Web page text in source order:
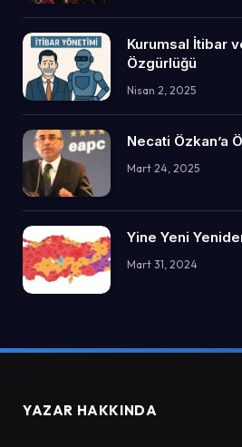
Kurumsal İtibar
Özgürlüğü
Nisan 2, 2025
Necati Özkan’a
Mart 24, 2025
Yine Yeni
Mart 31, 2024
YAZAR HAKKINDA